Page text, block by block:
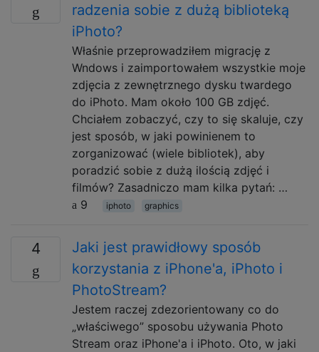
radzenia sobie z dużą biblioteką
iPhoto?
Właśnie przeprowadziłem migrację z
Wndows i zaimportowałem wszystkie moje
zdjęcia z zewnętrznego dysku twardego
do iPhoto. Mam około 100 GB zdjęć.
Chciałem zobaczyć, czy to się skaluje, czy
jest sposób, w jaki powinienem to
zorganizować (wiele bibliotek), aby
poradzić sobie z dużą ilością zdjęć i
filmów? Zasadniczo mam kilka pytań: …
9
iphoto graphics
4
Jaki jest prawidłowy sposób
korzystania z iPhone'a, iPhoto i
PhotoStream?
Jestem raczej zdezorientowany co do
„właściwego” sposobu używania Photo
Stream oraz iPhone'a i iPhoto. Oto, w jaki